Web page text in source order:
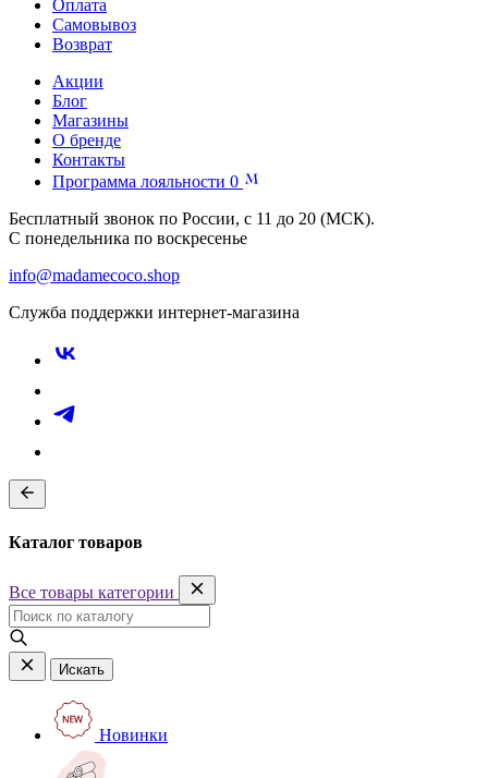
Оплата
Самовывоз
Возврат
Акции
Блог
Магазины
О бренде
Контакты
Программа лояльности 0
Бесплатный звонок по России, с 11 до 20 (МСК).
С понедельника по воскресенье
info@madamecoco.shop
Служба поддержки интернет-магазина
Каталог товаров
Все товары категории
Искать
Новинки